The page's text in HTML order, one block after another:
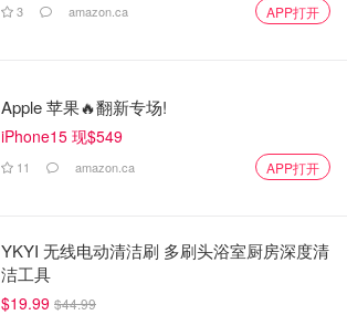
3 amazon.ca APP打开
Apple 苹果🔥翻新专场!
iPhone15 现$549
11 amazon.ca APP打开
YKYI 无线电动清洁刷 多刷头浴室厨房深度清
洁工具
$19.99 $44.99